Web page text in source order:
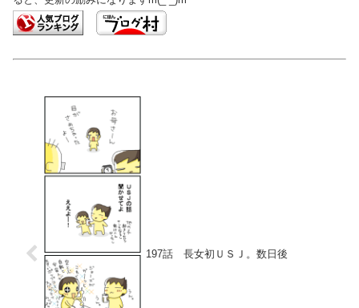
197話 長女初ＵＳＪ。数日後